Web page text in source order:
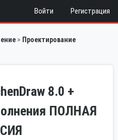
Войти Регистрация
Проектирование
8.0 +
ПОЛНАЯ